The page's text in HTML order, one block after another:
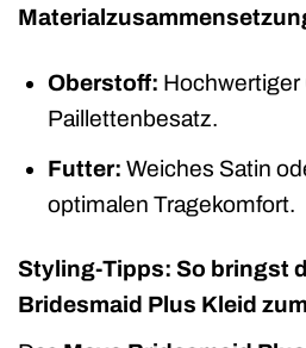
Oberstoff: Hochwertiger
Paillettenbesatz.
Futter: Weiches Satin
optimalen Tragekomfort.
Styling-Tipps: So bringst
Bridesmaid Plus Kleid